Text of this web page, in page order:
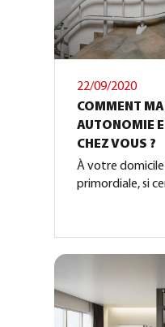
22/09/2020
COMMENT
AUTONOMIE
CHEZ VOUS ?
À votre
primordiale, si